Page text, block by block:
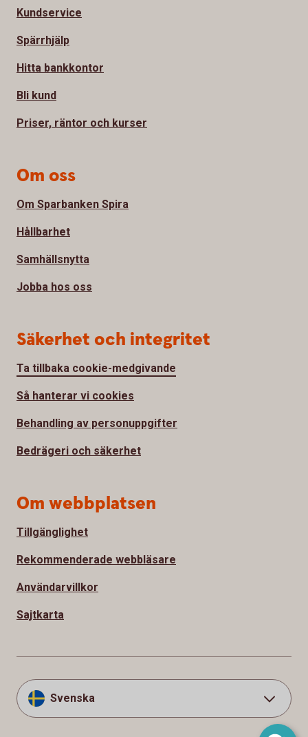
Kundservice
Spärrhjälp
Hitta bankkontor
Bli kund
Priser, räntor och kurser
Om oss
Om Sparbanken Spira
Hållbarhet
Samhällsnytta
Jobba hos oss
Säkerhet och integritet
Ta tillbaka cookie-medgivande
Så hanterar vi cookies
Behandling av personuppgifter
Bedrägeri och säkerhet
Om webbplatsen
Tillgänglighet
Rekommenderade webbläsare
Användarvillkor
Sajtkarta
Svenska